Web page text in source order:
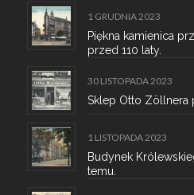
1 GRUDNIA 2023
Piękna kamienica
przed 110 laty.
30 LISTOPADA 2023
Sklep Otto Zöllnera
1 LISTOPADA 2023
Budynek
temu.